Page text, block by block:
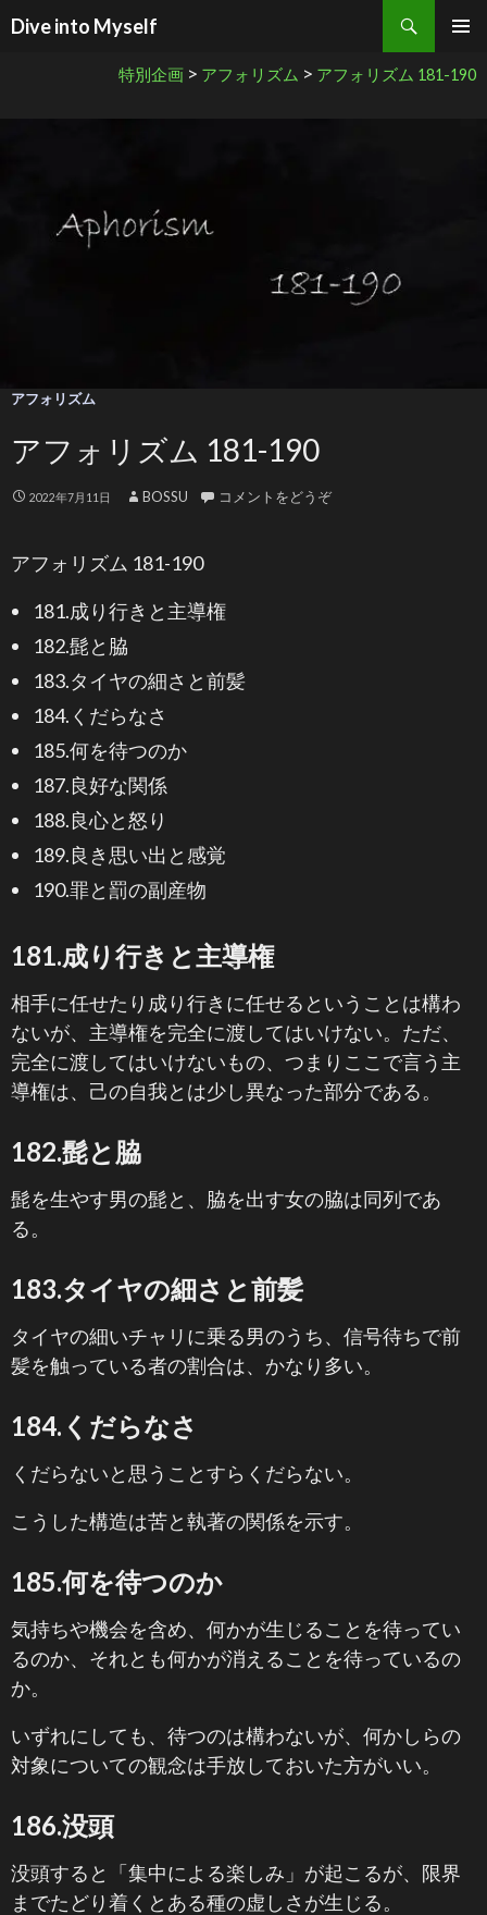
Dive into Myself
検索
特別企画 > アフォリズム > アフォリズム 181-190
アフォリズム
アフォリズム 181-190
2022年7月11日 BOSSU コメントをどうぞ
アフォリズム 181-190
181.成り行きと主導権
182.髭と脇
183.タイヤの細さと前髪
184.くだらなさ
185.何を待つのか
187.良好な関係
188.良心と怒り
189.良き思い出と感覚
190.罪と罰の副産物
181.成り行きと主導権
相手に任せたり成り行きに任せるということは構わ
ないが、主導権を完全に渡してはいけない。ただ、
完全に渡してはいけないもの、つまりここで言う主
導権は、己の自我とは少し異なった部分である。
182.髭と脇
髭を生やす男の髭と、脇を出す女の脇は同列であ
る。
183.タイヤの細さと前髪
タイヤの細いチャリに乗る男のうち、信号待ちで前
髪を触っている者の割合は、かなり多い。
184.くだらなさ
くだらないと思うことすらくだらない。
こうした構造は苦と執著の関係を示す。
185.何を待つのか
気持ちや機会を含め、何かが生じることを待ってい
るのか、それとも何かが消えることを待っているの
か。
いずれにしても、待つのは構わないが、何かしらの
対象についての観念は手放しておいた方がいい。
186.没頭
没頭すると「集中による楽しみ」が起こるが、限界
までたどり着くとある種の虚しさが生じる。